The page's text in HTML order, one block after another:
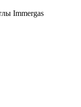
Immergas